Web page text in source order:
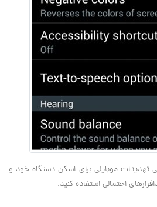
تهدیدات موبایلی برای اسکن دستگاه خود و
احتمالی استفاده کنید.